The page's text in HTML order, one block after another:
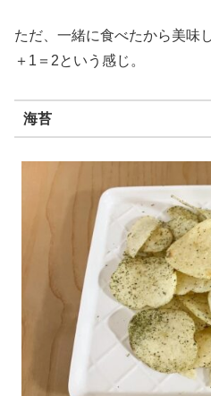
ただ、一緒に食べたから美味
＋1＝2という感じ。
海苔